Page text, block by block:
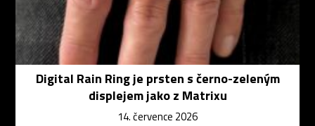
Digital Rain Ring je prsten s černo-zeleným
displejem jako z Matrixu
14. července 2026